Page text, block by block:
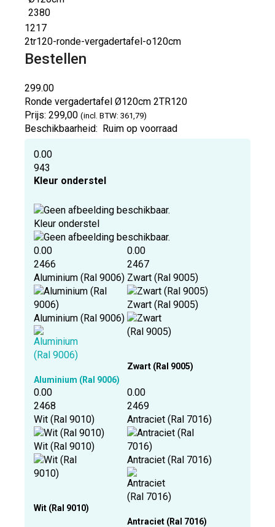
1217
2tr120-ronde-vergadertafel-o120cm
Bestellen
299.00
Ronde vergadertafel Ø120cm2TR120
Prijs: 299,00 (incl. BTW: 361,79)
Beschikbaarheid: Ruim op voorraad
0.00
943
Kleur onderstel
Kleur onderstel
0.00
2466
Aluminium (Ral 9006)
Aluminium (Ral 9006)
Aluminium (Ral 9006)
0.00
2467
Zwart (Ral 9005)
Zwart (Ral 9005)
Zwart (Ral 9005)
0.00
2468
Wit (Ral 9010)
Wit (Ral 9010)
Wit (Ral 9010)
0.00
2469
Antraciet (Ral 7016)
Antraciet (Ral 7016)
Antraciet (Ral 7016)